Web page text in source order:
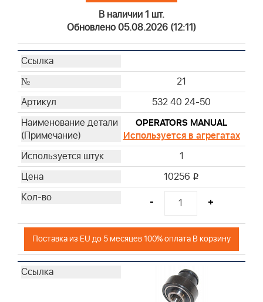
В наличии 1 шт.
Обновлено 05.08.2026 (12:11)
21
532 40 24-50
OPERATORS MANUAL
Используется в агрегатах
1
10256 i
- +
Поставка из EU до 5 месяцев 100% оплата В корзину